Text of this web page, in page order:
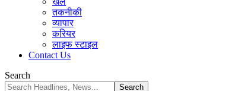
तकनीकी
व्यापार
करियर
लाइफ स्टाइल
Contact Us
Search